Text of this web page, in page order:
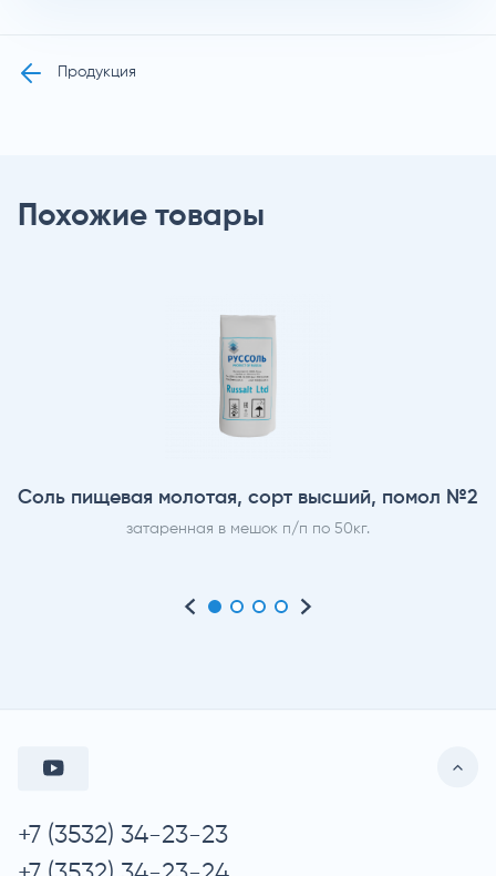
Продукция
Похожие товары
Соль пищевая молотая, сорт высший, помол №2
затаренная в мешок п/п по 50кг.
+7 (3532) 34-23-23